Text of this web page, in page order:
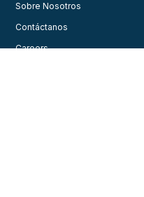
Sobre Nosotros
Contáctanos
Careers